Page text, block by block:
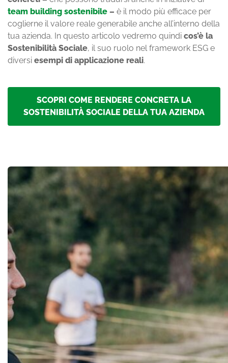
team building sostenibile – è il modo più efficace per
coglierne il valore reale generabile anche all’interno della
tua azienda. In questo articolo vedremo quindi cos’è la
Sostenibilità Sociale, il suo ruolo nel framework ESG e
diversi esempi di applicazione reali.
SCOPRI COME RENDERE CONCRETA LA
SOSTENIBILITÀ SOCIALE DELLA TUA AZIENDA